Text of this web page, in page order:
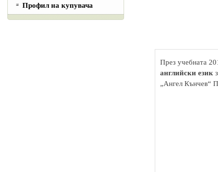
Профил на купувача
През учебната
английски език
„Ангел Кънчев“